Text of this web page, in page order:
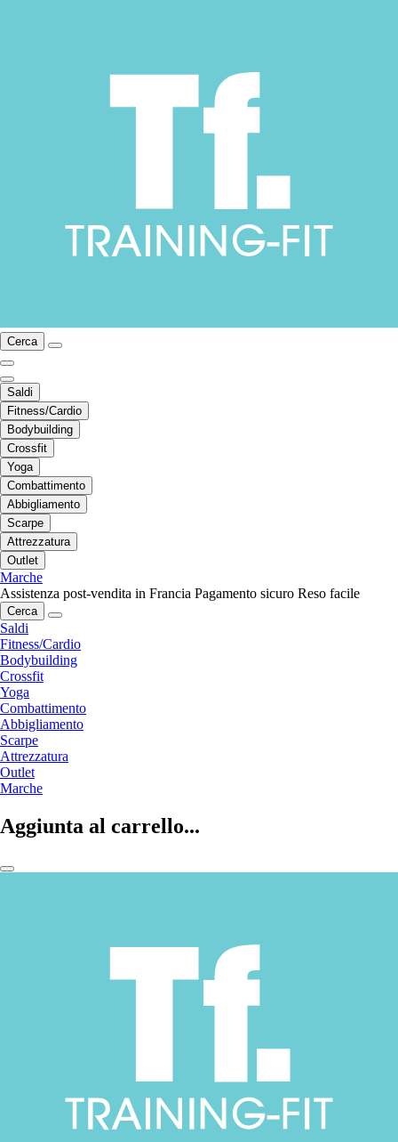
Cerca
Saldi
Fitness/Cardio
Bodybuilding
Crossfit
Yoga
Combattimento
Abbigliamento
Scarpe
Attrezzatura
Outlet
Marche
Assistenza post-vendita in Francia Pagamento sicuro Reso facile
Cerca
Saldi
Fitness/Cardio
Bodybuilding
Crossfit
Yoga
Combattimento
Abbigliamento
Scarpe
Attrezzatura
Outlet
Marche
Aggiunta al carrello...